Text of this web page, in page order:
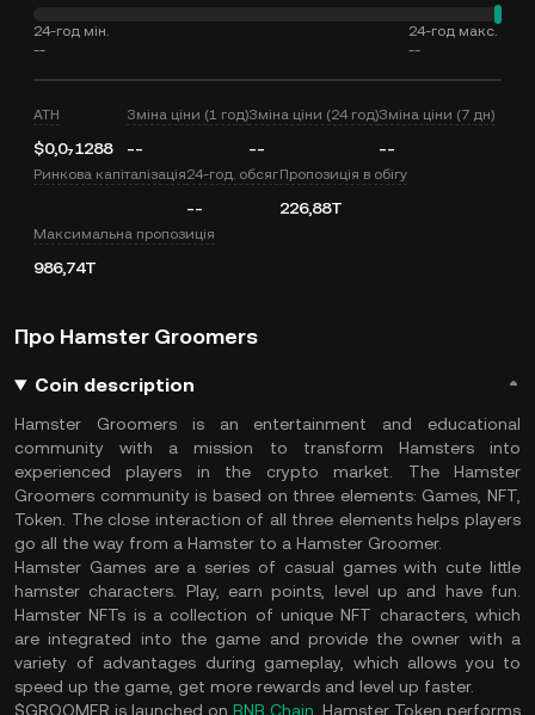
24-год мін.
--
24-год макс.
--
ATH
$0,0₇1288
Зміна ціни (1 год)
--
Зміна ціни (24 год)
--
Зміна ціни (7 дн)
--
Ринкова капіталізація24-год. обсяг
--
Пропозиція в обігу
226,88T
Максимальна пропозиція
986,74T
Про Hamster Groomers
Coin description
Hamster Groomers is an entertainment and educational
community with a mission to transform Hamsters into
experienced players in the crypto market. The Hamster
Groomers community is based on three elements: Games, NFT,
Token. The close interaction of all three elements helps players
go all the way from a Hamster to a Hamster Groomer.
Hamster Games are a series of casual games with cute little
hamster characters. Play, earn points, level up and have fun.
Hamster NFTs is a collection of unique NFT characters, which
are integrated into the game and provide the owner with a
variety of advantages during gameplay, which allows you to
speed up the game, get more rewards and level up faster.
$GROOMER is launched on BNB Chain . Hamster Token performs